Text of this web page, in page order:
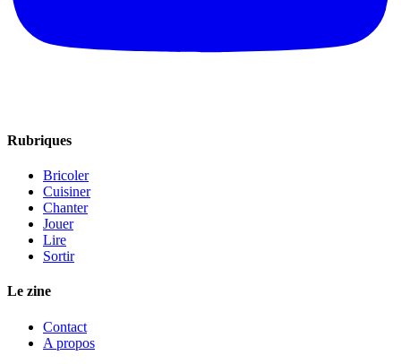
Rubriques
Bricoler
Cuisiner
Chanter
Jouer
Lire
Sortir
Le zine
Contact
A propos